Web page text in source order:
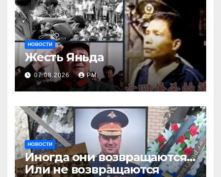
НОВОСТИ
Жесть Яньда
07.08.2026 РМ
НОВОСТИ
Иногда они возвращаются…
Или не возвращаются